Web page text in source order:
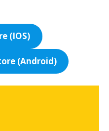
(IOS)
(Android)